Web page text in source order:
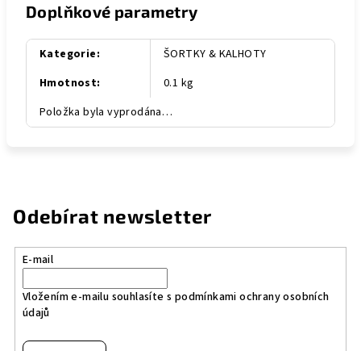
Doplňkové parametry
Kategorie:
ŠORTKY & KALHOTY
Hmotnost:
0.1 kg
Položka byla vyprodána…
Odebírat newsletter
E-mail
Vložením e-mailu souhlasíte s podmínkami ochrany osobních
údajů